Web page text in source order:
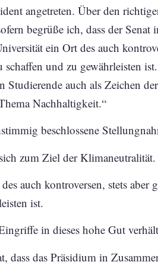
angetreten. Über den
begrüße ich, dass der Senat
ein Ort des auch
und zu gewährleisten
Studierende auch als Zeichen
Nachhaltigkeit.“
beschlossene
zum Ziel der Klimaneutralität.
auch kontroversen, stets aber
ist.
in dieses hohe Gut
dass das Präsidium in